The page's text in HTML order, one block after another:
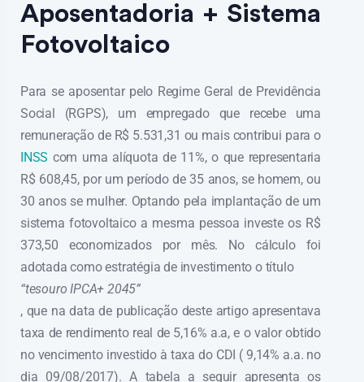
Aposentadoria + Sistema
Fotovoltaico
Para se aposentar pelo Regime Geral de Previdência
Social (RGPS), um empregado que recebe uma
remuneração de R$ 5.531,31 ou mais contribui para o
INSS com uma alíquota de 11%, o que representaria
R$ 608,45, por um período de 35 anos, se homem, ou
30 anos se mulher. Optando pela implantação de um
sistema fotovoltaico a mesma pessoa investe os R$
373,50 economizados por mês. No cálculo foi
adotada como estratégia de investimento o título
“tesouro IPCA+ 2045”
, que na data de publicação deste artigo apresentava
taxa de rendimento real de 5,16% a.a, e o valor obtido
no vencimento investido à taxa do CDI ( 9,14% a.a. no
dia 09/08/2017). A tabela a seguir apresenta os